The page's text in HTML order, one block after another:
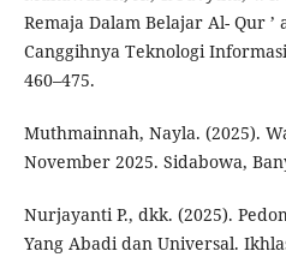
Remaja Dalam Belajar Al- Qur
Canggihnya Teknologi
460–475.
Muthmainnah, Nayla. (2025).
November 2025. Sidabowa,
Nurjayanti P., dkk. (2025).
Yang Abadi dan Universal.